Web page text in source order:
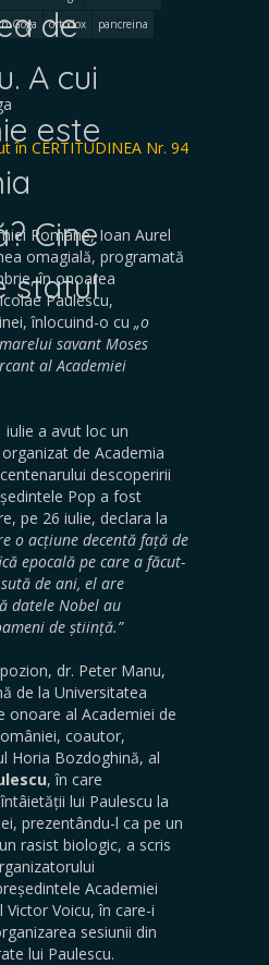
de
A cui
este
Cine
statul
Goga ortodox pancreina
în CERTITUDINEA Nr. 94
Române, Ioan Aurel
omagială, programată
în onoarea
Paulescu,
înlocuind-o cu „o
savant Moses
al Academiei
iulie a avut loc un
de Academia
descoperirii
Pop a fost
pe 26 iulie, declara la
o acțiune decentă față de
epocală pe care a făcut-
de ani, el are
datele Nobel au
de știință.”
dr. Peter Manu,
de la Universitatea
onoare al Academiei de
coautor,
Horia Bozdoghină, al
, în care
lui Paulescu la
prezentându-l ca pe un
rasist biologic, a scris
Academiei
Voicu, în care-i
sesiunii din
lui Paulescu.